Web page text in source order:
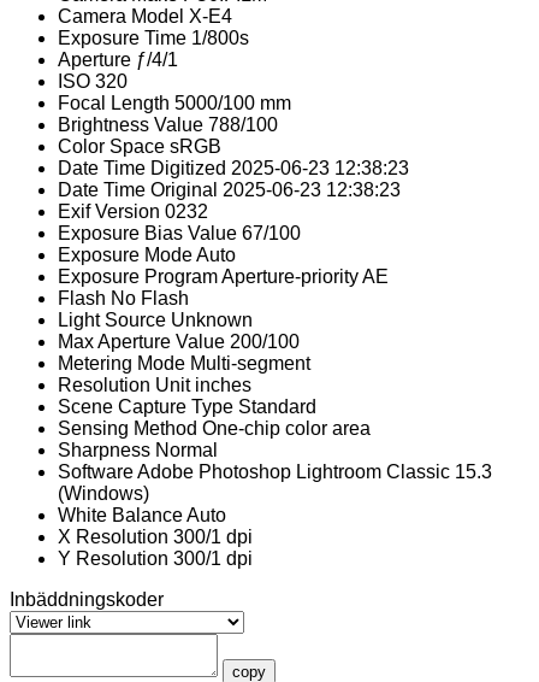
Camera Model X-E4
Exposure Time 1/800s
Aperture ƒ/4/1
ISO 320
Focal Length 5000/100 mm
Brightness Value 788/100
Color Space sRGB
Date Time Digitized 2025-06-23 12:38:23
Date Time Original 2025-06-23 12:38:23
Exif Version 0232
Exposure Bias Value 67/100
Exposure ModeAuto
Exposure ProgramAperture-priority AE
Flash No Flash
Light Source Unknown
Max Aperture Value 200/100
Metering Mode Multi-segment
Resolution Unit inches
Scene Capture Type Standard
Sensing Method One-chip color area
Sharpness Normal
SoftwareAdobe Photoshop Lightroom Classic 15.3
(Windows)
White BalanceAuto
X Resolution 300/1 dpi
Y Resolution 300/1 dpi
Inbäddningskoder
copy